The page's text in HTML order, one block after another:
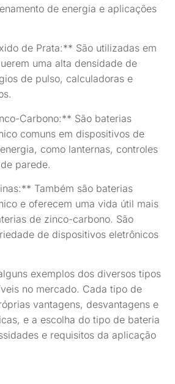
de energia e aplicações
de Prata:** São utilizadas em
uma alta densidade de
de pulso, calculadoras e
Carbono:** São baterias
comuns em dispositivos de
como lanternas, controles
parede.
Também são baterias
e oferecem uma vida útil mais
de zinco-carbono. São
de dispositivos eletrônicos
exemplos dos diversos tipos
no mercado. Cada tipo de
vantagens, desvantagens e
e a escolha do tipo de bateria
e requisitos da aplicação